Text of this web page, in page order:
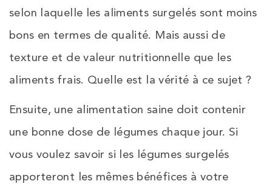
selon laquelle les aliments surgelés sont moins
bons en termes de qualité. Mais aussi de
texture et de valeur nutritionnelle que les
aliments frais. Quelle est la vérité à ce sujet ?
Ensuite, une alimentation saine doit contenir
une bonne dose de légumes chaque jour. Si
vous voulez savoir si les légumes surgelés
apporteront les mêmes bénéfices à votre